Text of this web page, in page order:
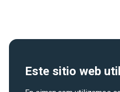
Este sitio web